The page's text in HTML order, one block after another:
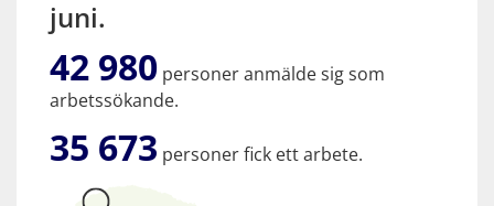
juni.
42 980 personer anmälde sig som
arbetssökande.
35 673 personer fick ett arbete.